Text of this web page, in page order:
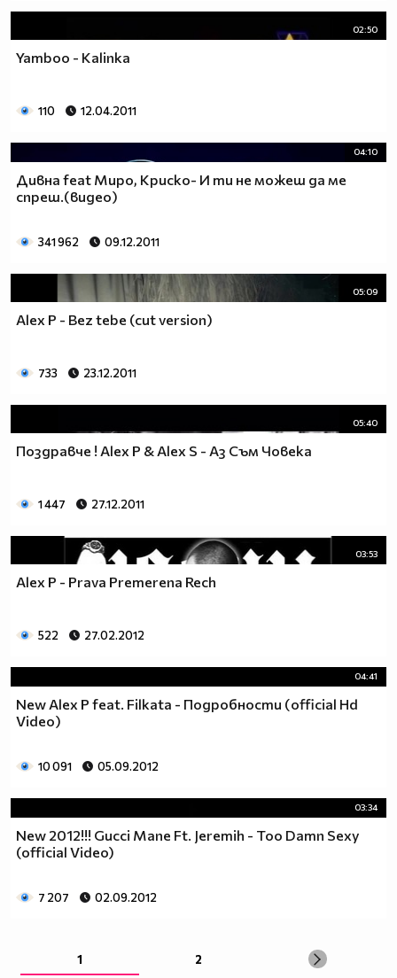
02:50
Yamboo - Kalinka
110 12.04.2011
04:10
Дивна feat Миро, Криско- И ти не можеш да ме
спреш.(видео)
341 962 09.12.2011
05:09
Alex P - Bez tebe (cut version)
733 23.12.2011
05:40
Поздравче ! Alex P & Alex S - Аз Съм Човека
1 447 27.12.2011
03:53
Alex P - Prava Premerena Rech
522 27.02.2012
04:41
New Alex P feat. Filkata - Подробности (official Hd
Video)
10 091 05.09.2012
03:34
New 2012!!! Gucci Mane Ft. Jeremih - Too Damn Sexy
(official Video)
7 207 02.09.2012
1 2